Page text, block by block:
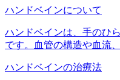
ハンドベインについて
ハンドベインは、手のひ
です。血管の構造や血流
ハンドベインの治療法